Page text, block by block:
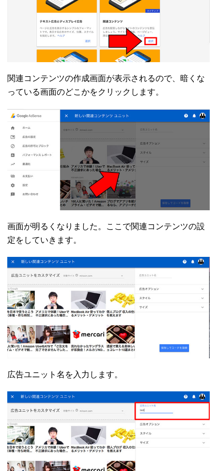
関連コンテンツの作成画面が表示されるので、暗くな
っている画面のどこかをクリックします。
画面が明るくなりました。ここで関連コンテンツの設
定をしていきます。
広告ユニット名を入力します。